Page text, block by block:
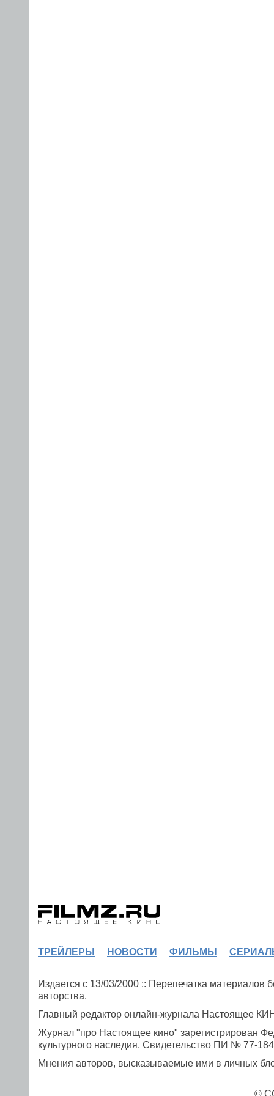
ТРЕЙЛЕРЫ НОВОСТИ ФИЛЬМЫ
Издается с 13/03/2000 :: Перепечатка
авторства.
Главный редактор онлайн-журнала Настоящее
Журнал "про Настоящее кино" зарегистрирован
культурного наследия. Свидетельство ПИ № 77-
Мнения авторов, высказываемые ими в личных
©